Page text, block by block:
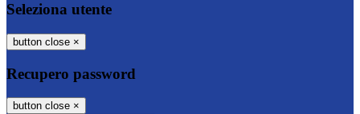
Seleziona utente
button close ×
Recupero password
button close ×